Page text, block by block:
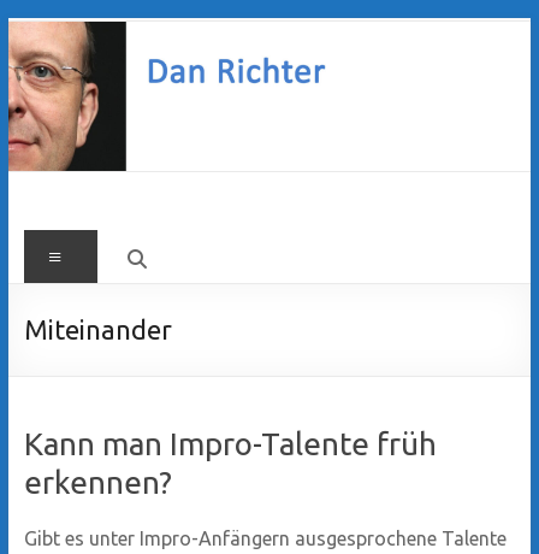
Zum
Inhalt
springen
Dan
Richter
Menü
Miteinander
Kann man Impro-Talente früh
erkennen?
Gibt es unter Impro-Anfängern ausgesprochene Talente